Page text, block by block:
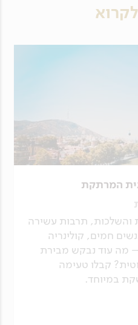
המרתקת
והשלכות, תרבות עשירה
חמים, קולינריה
– מה עוד נבקש מבירת
קבלו טעימה
במיוחד.